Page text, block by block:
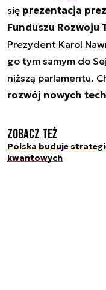
się prezentacja
Funduszu Rozwoju
Prezydent Karol
go tym samym do
niższą parlamentu.
rozwój nowych
Zobacz też
Polska buduje
kwantowych